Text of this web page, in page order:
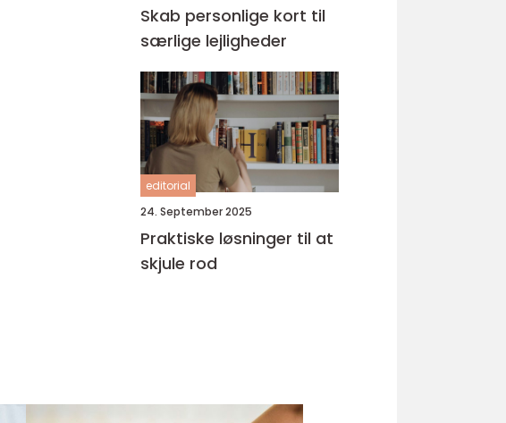
Skab personlige kort til
særlige lejligheder
editorial
24. September 2025
Praktiske løsninger til at
skjule rod